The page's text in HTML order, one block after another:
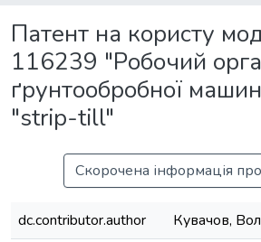
Патент на користу
116239 "Робочий
ґрунтообробної
"strip-till"
Скорочена інформація
dc.contributor.author
Кувачов,